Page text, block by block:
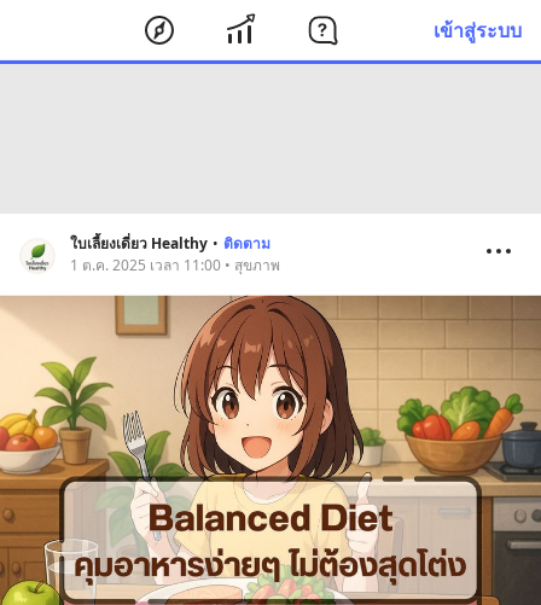
เข้าสู่ระบบ
ใบเลี้ยงเดี่ยว Healthy • ติดตาม
1 ต.ค. 2025 เวลา 11:00 • สุขภาพ